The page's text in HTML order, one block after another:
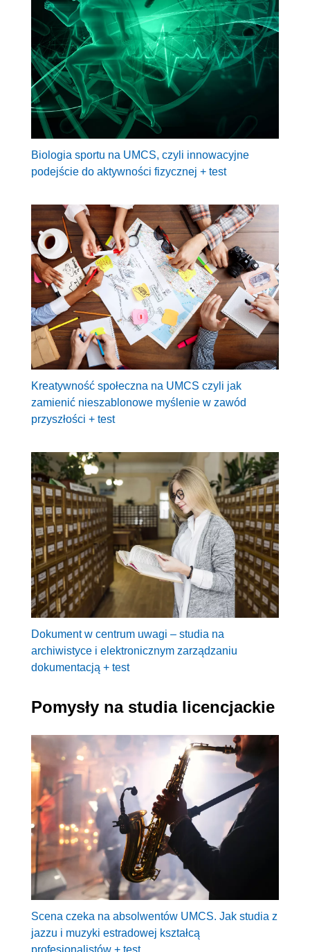
Biologia sportu na UMCS, czyli innowacyjne
podejście do aktywności fizycznej + test
Kreatywność społeczna na UMCS czyli jak
zamienić nieszablonowe myślenie w zawód
przyszłości + test
Dokument w centrum uwagi – studia na
archiwistyce i elektronicznym zarządzaniu
dokumentacją + test
Pomysły na studia licencjackie
Scena czeka na absolwentów UMCS. Jak studia z
jazzu i muzyki estradowej kształcą